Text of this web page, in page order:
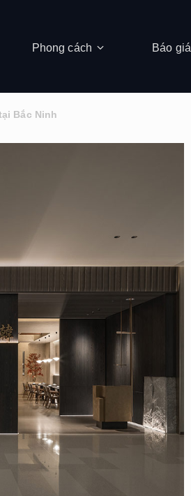
Phong cách Báo giá
Bắc Ninh